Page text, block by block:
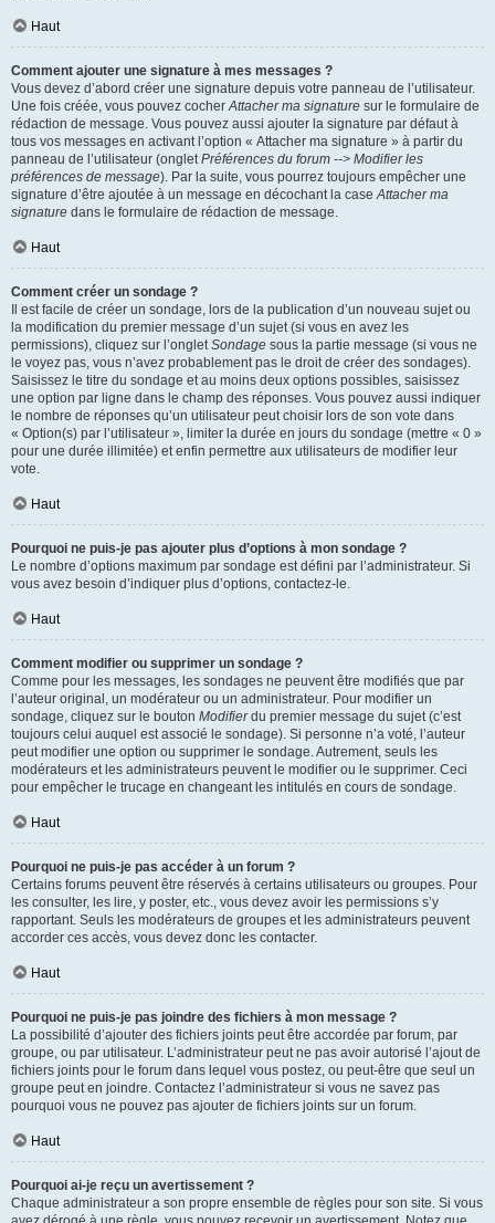
Haut
Comment ajouter une signature à mes messages ?
Vous devez d’abord créer une signature depuis votre panneau de l’utilisateur.
Une fois créée, vous pouvez cocherAttacher ma signature sur le formulaire de
rédaction de message. Vous pouvez aussi ajouter la signature par défaut à
tous vos messages en activant l’option « Attacher ma signature » à partir du
panneau de l’utilisateur (ongletPréférences du forum --> Modifier les
préférences de message). Par la suite, vous pourrez toujours empêcher une
signature d’être ajoutée à un message en décochant la caseAttacher ma
signature dans le formulaire de rédaction de message.
Haut
Comment créer un sondage ?
Il est facile de créer un sondage, lors de la publication d’un nouveau sujet ou
la modification du premier message d’un sujet (si vous en avez les
permissions), cliquez sur l’ongletSondage sous la partie message (si vous ne
le voyez pas, vous n’avez probablement pas le droit de créer des sondages).
Saisissez le titre du sondage et au moins deux options possibles, saisissez
une option par ligne dans le champ des réponses. Vous pouvez aussi indiquer
le nombre de réponses qu’un utilisateur peut choisir lors de son vote dans
« Option(s) par l’utilisateur », limiter la durée en jours du sondage (mettre « 0 »
pour une durée illimitée) et enfin permettre aux utilisateurs de modifier leur
vote.
Haut
Pourquoi ne puis-je pas ajouter plus d’options à mon sondage ?
Le nombre d’options maximum par sondage est défini par l’administrateur. Si
vous avez besoin d’indiquer plus d’options, contactez-le.
Haut
Comment modifier ou supprimer un sondage ?
Comme pour les messages, les sondages ne peuvent être modifiés que par
l’auteur original, un modérateur ou un administrateur. Pour modifier un
sondage, cliquez sur le bouton Modifierdu premier message du sujet (c’est
toujours celui auquel est associé le sondage). Si personne n’a voté, l’auteur
peut modifier une option ou supprimer le sondage. Autrement, seuls les
modérateurs et les administrateurs peuvent le modifier ou le supprimer. Ceci
pour empêcher le trucage en changeant les intitulés en cours de sondage.
Haut
Pourquoi ne puis-je pas accéder à un forum ?
Certains forums peuvent être réservés à certains utilisateurs ou groupes. Pour
les consulter, les lire, y poster, etc., vous devez avoir les permissions s’y
rapportant. Seuls les modérateurs de groupes et les administrateurs peuvent
accorder ces accès, vous devez donc les contacter.
Haut
Pourquoi ne puis-je pas joindre des fichiers à mon message ?
La possibilité d’ajouter des fichiers joints peut être accordée par forum, par
groupe, ou par utilisateur. L’administrateur peut ne pas avoir autorisé l’ajout de
fichiers joints pour le forum dans lequel vous postez, ou peut-être que seul un
groupe peut en joindre. Contactez l’administrateur si vous ne savez pas
pourquoi vous ne pouvez pas ajouter de fichiers joints sur un forum.
Haut
Pourquoi ai-je reçu un avertissement ?
Chaque administrateur a son propre ensemble de règles pour son site. Si vous